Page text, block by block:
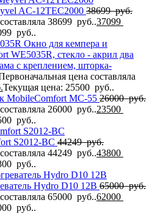
AC-12TEC2000 38699руб.
38699 руб..37099
руб..
Окно для кемпера и
WE5035R, стекло - акрил два
с креплением, шторка-
цена составляла
Текущая цена: 25500 руб..
MobileComfort MC-55 26000руб.
26000 руб..23500
руб..
S2012-BC 44249руб.
44249 руб..43800
руб..
Hydro D10 12В 65000руб.
65000 руб..62000
руб..